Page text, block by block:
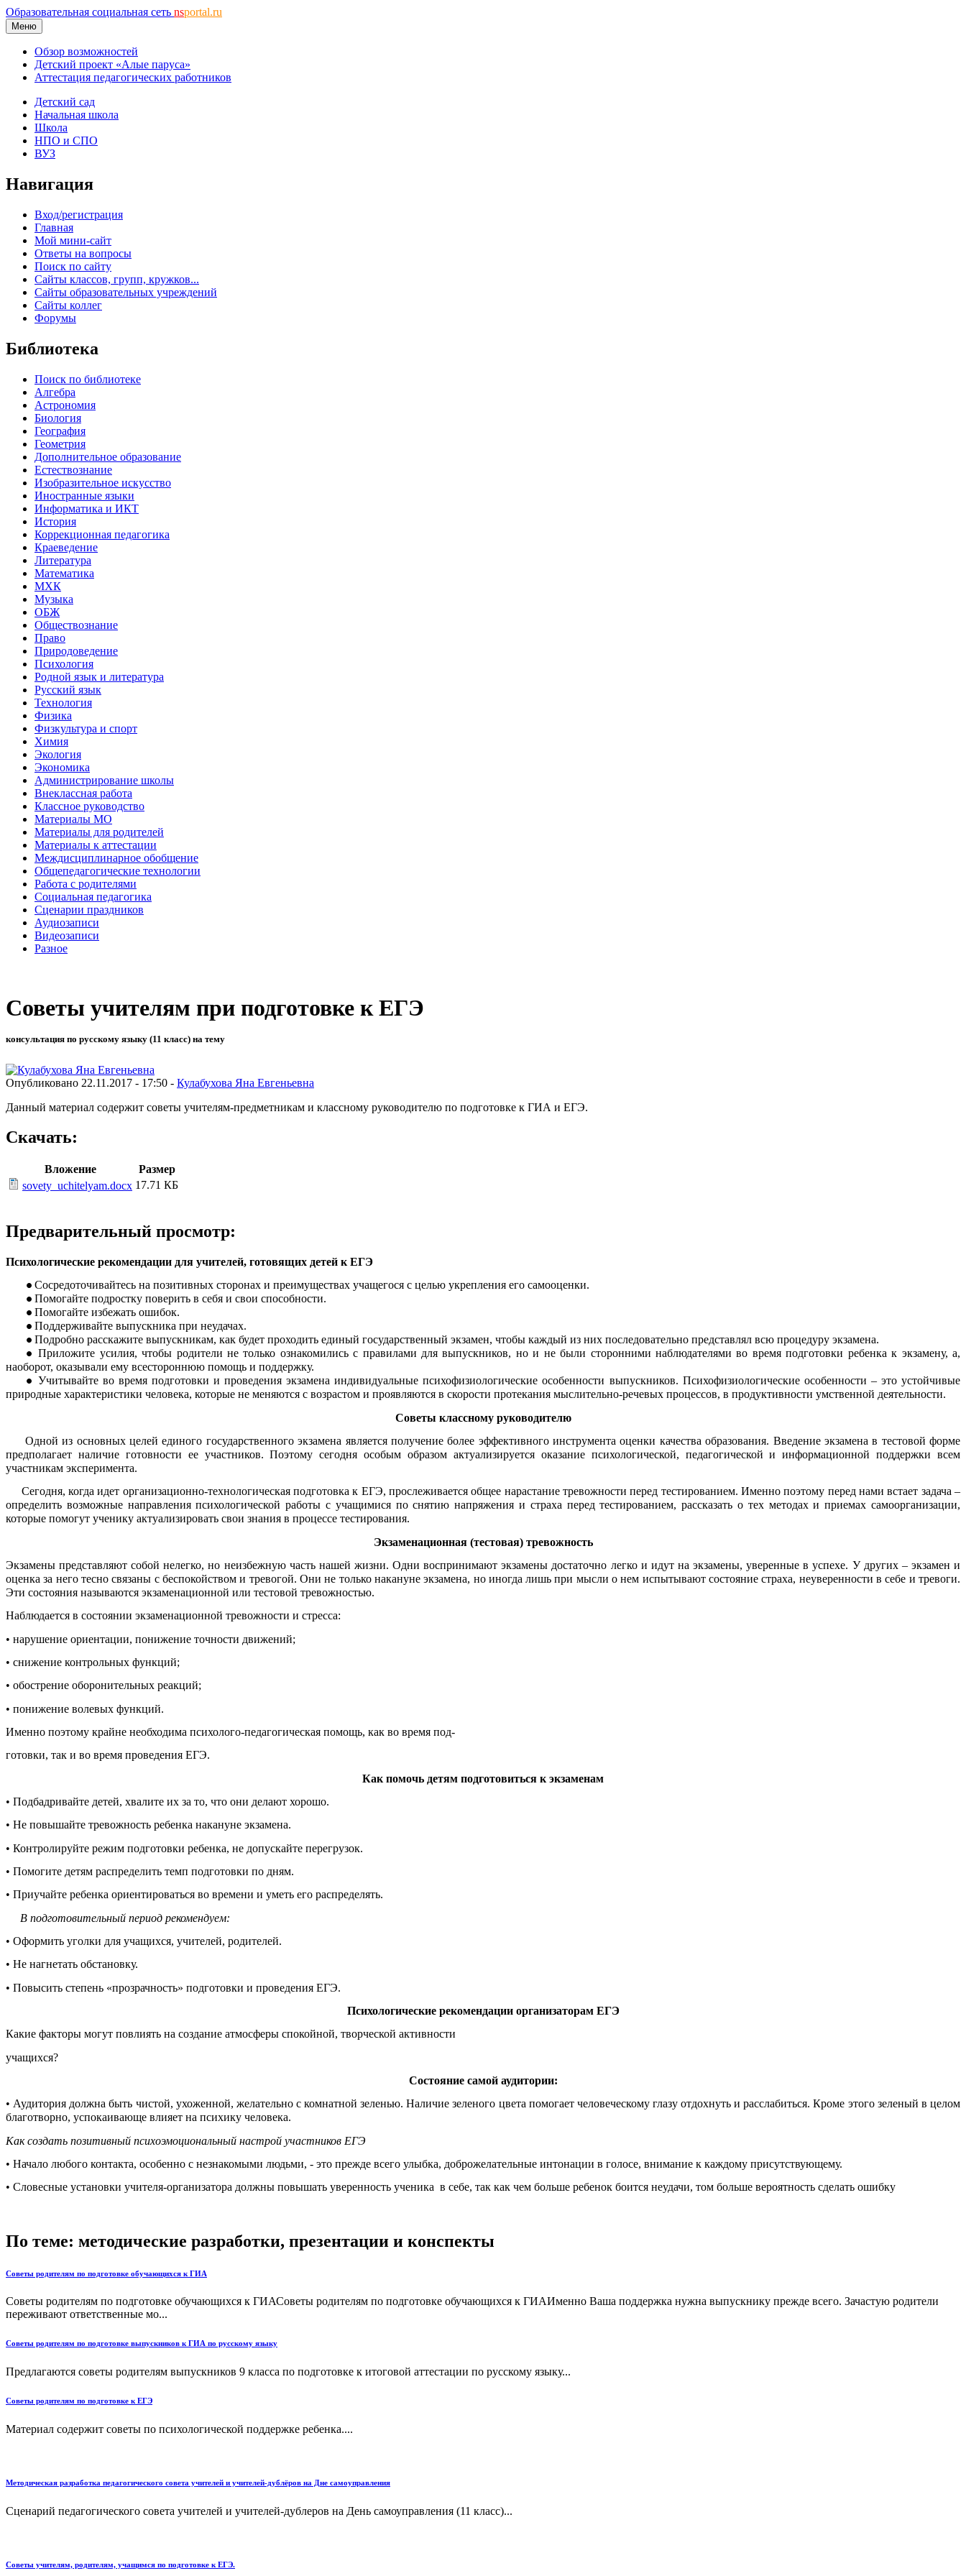
Образовательная социальная сеть nsportal.ru
Меню
Обзор возможностей
Детский проект «Алые паруса»
Аттестация педагогических работников
Детский сад
Начальная школа
Школа
НПО и СПО
ВУЗ
Навигация
Вход/регистрация
Главная
Мой мини-сайт
Ответы на вопросы
Поиск по сайту
Сайты классов, групп, кружков...
Сайты образовательных учреждений
Сайты коллег
Форумы
Библиотека
Поиск по библиотеке
Алгебра
Астрономия
Биология
География
Геометрия
Дополнительное образование
Естествознание
Изобразительное искусство
Иностранные языки
Информатика и ИКТ
История
Коррекционная педагогика
Краеведение
Литература
Математика
МХК
Музыка
ОБЖ
Обществознание
Право
Природоведение
Психология
Родной язык и литература
Русский язык
Технология
Физика
Физкультура и спорт
Химия
Экология
Экономика
Администрирование школы
Внеклассная работа
Классное руководство
Материалы МО
Материалы для родителей
Материалы к аттестации
Междисциплинарное обобщение
Общепедагогические технологии
Работа с родителями
Социальная педагогика
Сценарии праздников
Аудиозаписи
Видеозаписи
Разное
Советы учителям при подготовке к ЕГЭ
консультация по русскому языку (11 класс) на тему
Опубликовано 22.11.2017 - 17:50 - Кулабухова Яна Евгеньевна
Данный материал содержит советы учителям-предметникам и классному руководителю по подготовке к ГИА и ЕГЭ.
Скачать:
Вложение
Размер
sovety_uchitelyam.docx 17.71 КБ
Предварительный просмотр:
Психологические рекомендации для учителей, готовящих детей к ЕГЭ
Сосредоточивайтесь на позитивных сторонах и преимуществах учащегося с целью укрепления его самооценки.
Помогайте подростку поверить в себя и свои способности.
Помогайте избежать ошибок.
Поддерживайте выпускника при неудачах.
Подробно расскажите выпускникам, как будет проходить единый государственный экзамен, чтобы каждый из них последовательно представлял всю процедуру экзамена.
Приложите усилия, чтобы родители не только ознакомились с правилами для выпускников, но и не были сторонними наблюдателями во время подготовки ребенка к экзамену, а,
наоборот, оказывали ему всестороннюю помощь и поддержку.
Учитывайте во время подготовки и проведения экзамена индивидуальные психофизиологические особенности выпускников. Психофизиологические особенности – это устойчивые
природные характеристики человека, которые не меняются с возрастом и проявляются в скорости протекания мыслительно-речевых процессов, в продуктивности умственной деятельности.
Советы классному руководителю
Одной из основных целей единого государственного экзамена является получение более эффективного инструмента оценки качества образования. Введение экзамена в тестовой форме
предполагает наличие готовности ее участников. Поэтому сегодня особым образом актуализируется оказание психологической, педагогической и информационной поддержки всем
участникам эксперимента.
Сегодня, когда идет организационно-технологическая подготовка к ЕГЭ, прослеживается общее нарастание тревожности перед тестированием. Именно поэтому перед нами встает задача –
определить возможные направления психологической работы с учащимися по снятию напряжения и страха перед тестированием, рассказать о тех методах и приемах самоорганизации,
которые помогут ученику актуализировать свои знания в процессе тестирования.
Экзаменационная (тестовая) тревожность
Экзамены представляют собой нелегко, но неизбежную часть нашей жизни. Одни воспринимают экзамены достаточно легко и идут на экзамены, уверенные в успехе. У других – экзамен и
оценка за него тесно связаны с беспокойством и тревогой. Они не только накануне экзамена, но иногда лишь при мысли о нем испытывают состояние страха, неуверенности в себе и тревоги.
Эти состояния называются экзаменационной или тестовой тревожностью.
Наблюдается в состоянии экзаменационной тревожности и стресса:
• нарушение ориентации, понижение точности движений;
• снижение контрольных функций;
• обострение оборонительных реакций;
• понижение волевых функций.
Именно поэтому крайне необходима психолого-педагогическая помощь, как во время под-
готовки, так и во время проведения ЕГЭ.
Как помочь детям подготовиться к экзаменам
• Подбадривайте детей, хвалите их за то, что они делают хорошо.
• Не повышайте тревожность ребенка накануне экзамена.
• Контролируйте режим подготовки ребенка, не допускайте перегрузок.
• Помогите детям распределить темп подготовки по дням.
• Приучайте ребенка ориентироваться во времени и уметь его распределять.
В подготовительный период рекомендуем:
• Оформить уголки для учащихся, учителей, родителей.
• Не нагнетать обстановку.
• Повысить степень «прозрачность» подготовки и проведения ЕГЭ.
Психологические рекомендации организаторам ЕГЭ
Какие факторы могут повлиять на создание атмосферы спокойной, творческой активности
учащихся?
Состояние самой аудитории:
• Аудитория должна быть чистой, ухоженной, желательно с комнатной зеленью. Наличие зеленого цвета помогает человеческому глазу отдохнуть и расслабиться. Кроме этого зеленый в целом
благотворно, успокаивающе влияет на психику человека.
Как создать позитивный психоэмоциональный настрой участников ЕГЭ
• Начало любого контакта, особенно с незнакомыми людьми, - это прежде всего улыбка, доброжелательные интонации в голосе, внимание к каждому присутствующему.
• Словесные установки учителя-организатора должны повышать уверенность ученика в себе, так как чем больше ребенок боится неудачи, том больше вероятность сделать ошибку
По теме: методические разработки, презентации и конспекты
Советы родителям по подготовке обучающихся к ГИА
Советы родителям по подготовке обучающихся к ГИАСоветы родителям по подготовке обучающихся к ГИАИменно Ваша поддержка нужна выпускнику прежде всего. Зачастую родители
переживают ответственные мо...
Советы родителям по подготовке выпускников к ГИА по русскому языку
Предлагаются советы родителям выпускников 9 класса по подготовке к итоговой аттестации по русскому языку...
Советы родителям по подготовке к ЕГЭ
Материал содержит советы по психологической поддержке ребенка....
Методическая разработка педагогического совета учителей и учителей-дублёров на Дне самоуправления
Сценарий педагогического совета учителей и учителей-дублеров на День самоуправления (11 класс)...
Советы учителям, родителям, учащимся по подготовке к ЕГЭ.